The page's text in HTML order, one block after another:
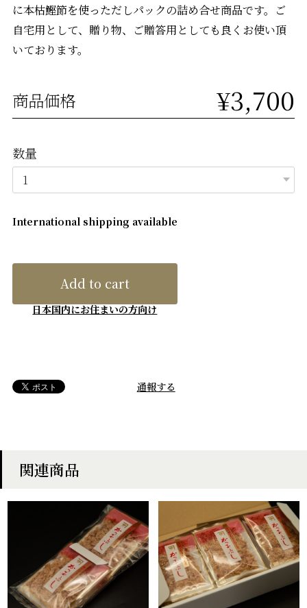
に本枯鰹節を使っただしパックの詰め合せ商品です。ご
自宅用として、贈り物、ご贈答用としても良くお使い頂
いております。
商品価格 ¥3,700
数量
International shipping available
Add to cart
日本国内にお住まいの方向け
通報する
関連商品